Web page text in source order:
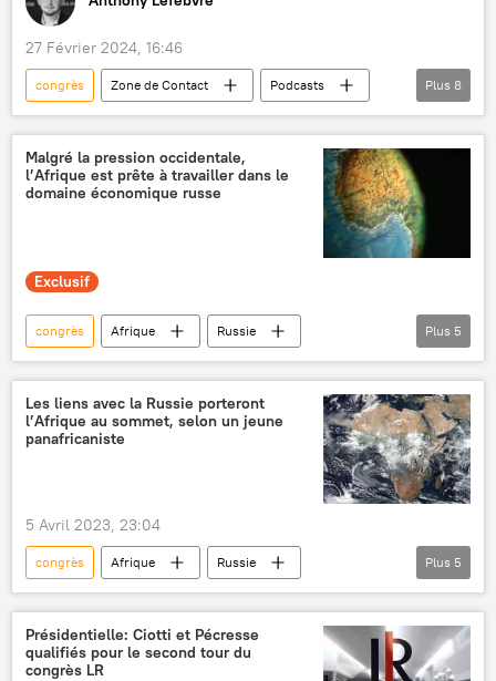
27 Février 2024, 16:46
congrès Zone de Contact
Podcasts
Russie
amitié
coopération
informations
Occident
panafricanisme
forum
Plus 8
Malgré la pression occidentale,
l’Afrique est prête à travailler dans le
domaine économique russe
Exclusif
congrès Afrique
Russie
sommet
Sergueï Lavrov
Occident
économie
Opinion International
Plus 5
Les liens avec la Russie porteront
l’Afrique au sommet, selon un jeune
panafricaniste
5 Avril 2023, 23:04
congrès Afrique
Russie
International
relations
Sputnik
Opinion
Occident
Plus 5
Présidentielle: Ciotti et Pécresse
qualifiés pour le second tour du
congrès LR